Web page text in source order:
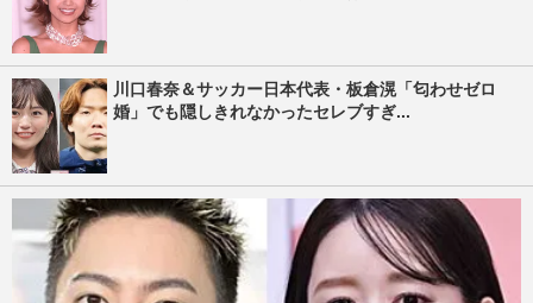
川口春奈＆サッカー日本代表・板倉滉「匂わせゼロ
婚」でも隠しきれなかったセレブすぎ...